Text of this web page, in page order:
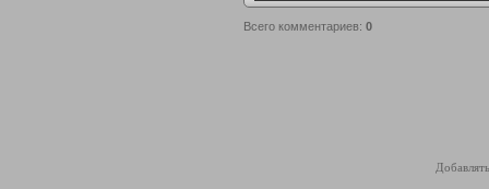
Всего комментариев: 0